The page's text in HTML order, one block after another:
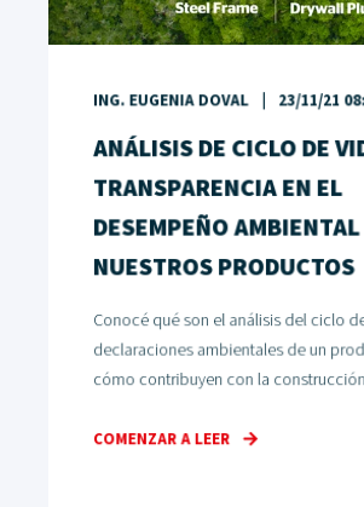
ING. EUGENIA DOVAL 23/11/21
ANÁLISIS DE CICLO DE
TRANSPARENCIA EN EL
DESEMPEÑO AMBIENTAL
NUESTROS PRODUCTOS
Conocé qué son el análisis del ciclo
declaraciones ambientales de un
cómo contribuyen con la
COMENZAR A LEER